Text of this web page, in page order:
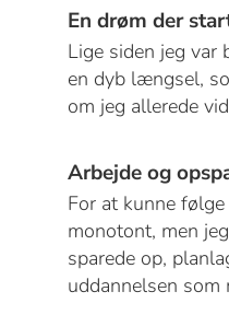
En drøm der
Lige siden jeg var
en dyb længsel,
om jeg allerede
Arbejde og
For at kunne
monotont, men
sparede op,
uddannelsen som